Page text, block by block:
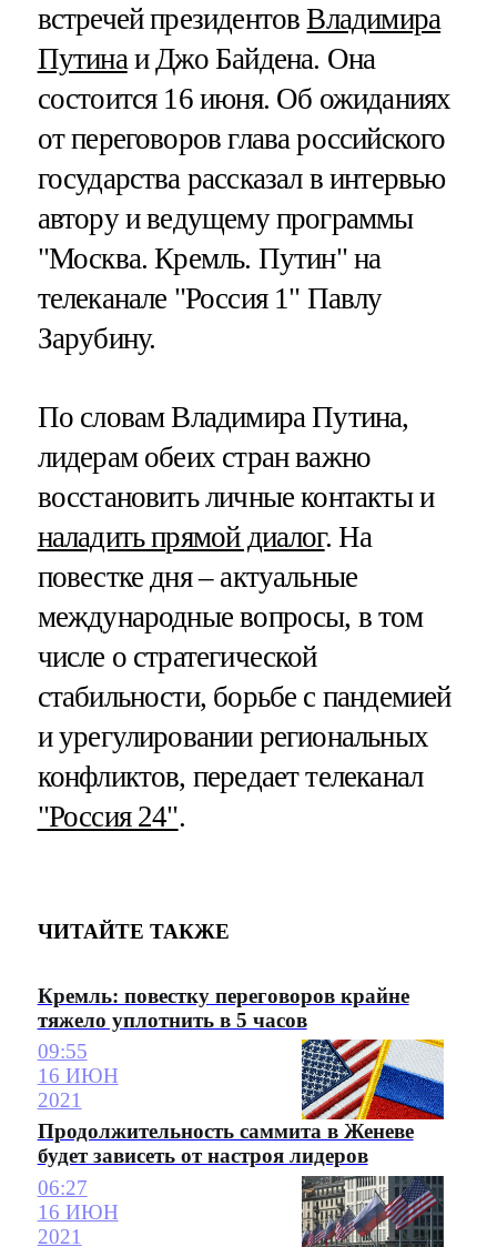
встречей президентовВладимира
Путина и Джо Байдена. Она
состоится 16 июня. Об ожиданиях
от переговоров глава российского
государства рассказал в интервью
автору и ведущему программы
"Москва. Кремль. Путин" на
телеканале "Россия 1" Павлу
Зарубину.
По словам Владимира Путина,
лидерам обеих стран важно
восстановить личные контакты и
наладить прямой диалог. На
повестке дня – актуальные
международные вопросы, в том
числе о стратегической
стабильности, борьбе с пандемией
и урегулировании региональных
конфликтов, передает телеканал
"Россия 24".
ЧИТАЙТЕ ТАКЖЕ
Кремль: повестку переговоров крайне
тяжело уплотнить в 5 часов
09:55
16 ИЮН
2021
Продолжительность саммита в Женеве
будет зависеть от настроя лидеров
06:27
16 ИЮН
2021